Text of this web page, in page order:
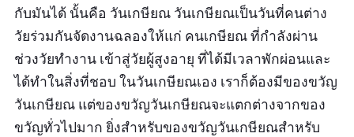
กับมันได้ นั้นคือ วันเกษียณ วันเกษียณเป็นวันที่คนต่าง
วัยร่วมกันจัดงานฉลองให้แก่ คนเกษียณ ที่กำลังผ่าน
ช่วงวัยทำงาน เข้าสู่วัยผู้สูงอายุ ที่ได้มีเวลาพักผ่อนและ
ได้ทำในสิ่งที่ชอบ ในวันเกษียณเอง เราก็ต้องมีของขวัญ
วันเกษียณ แต่ของขวัญวันเกษียณจะแตกต่างจากของ
ขวัญทั่วไปมาก ยิ่งสำหรับของขวัญวันเกษียณสำหรับ